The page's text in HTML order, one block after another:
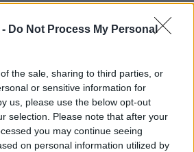
- Do Not Process My Personal
the sale, sharing to third parties, or
or sensitive information for
us, please use the below opt-out
selection. Please note that after your
you may continue seeing
on personal information utilized by
a fiatal lányokat 14. rész